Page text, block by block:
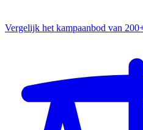
Vergelijk het kampaanbod van